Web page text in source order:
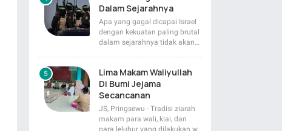
Dalam Sejarahnya
Apa yang gagal dicapai Israel
dengan kekuatan paling brutal
dalam sejarahnya tidak akan…
Lima Makam Waliyullah
Di Bumi Jejama
Secancanan
JS, Pringsewu - Tradisi ziarah
makam para wali, kiai, dan
para leluhur yang dilakukan w…